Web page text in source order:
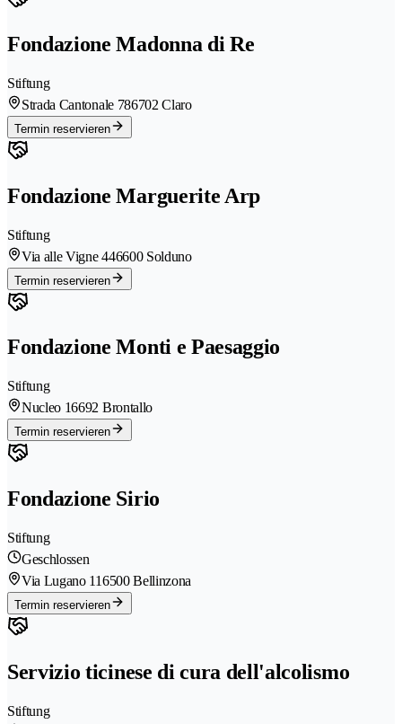
Fondazione Madonna di Re
Stiftung
Strada Cantonale 786702 Claro
Termin reservieren
Fondazione Marguerite Arp
Stiftung
Via alle Vigne 446600 Solduno
Termin reservieren
Fondazione Monti e Paesaggio
Stiftung
Nucleo 16692 Brontallo
Termin reservieren
Fondazione Sirio
Stiftung
Geschlossen
Via Lugano 116500 Bellinzona
Termin reservieren
Servizio ticinese di cura dell'alcolismo
Stiftung